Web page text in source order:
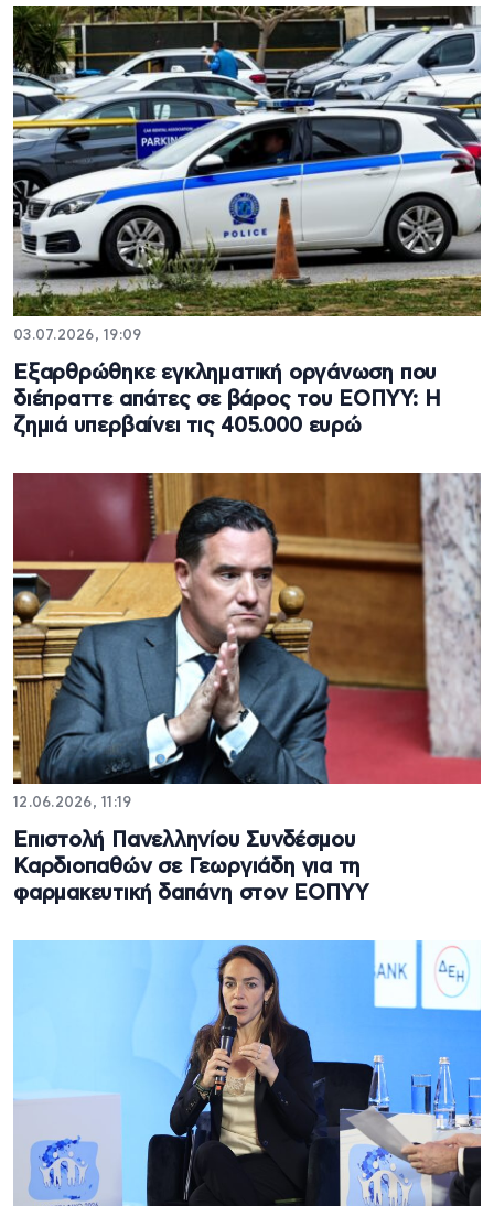
03.07.2026, 19:09
Εξαρθρώθηκε εγκληματική οργάνωση που
διέπραττε απάτες σε βάρος του ΕΟΠΥΥ: Η
ζημιά υπερβαίνει τις 405.000 ευρώ
12.06.2026, 11:19
Επιστολή Πανελληνίου Συνδέσμου
Καρδιοπαθών σε Γεωργιάδη για τη
φαρμακευτική δαπάνη στον ΕΟΠΥΥ